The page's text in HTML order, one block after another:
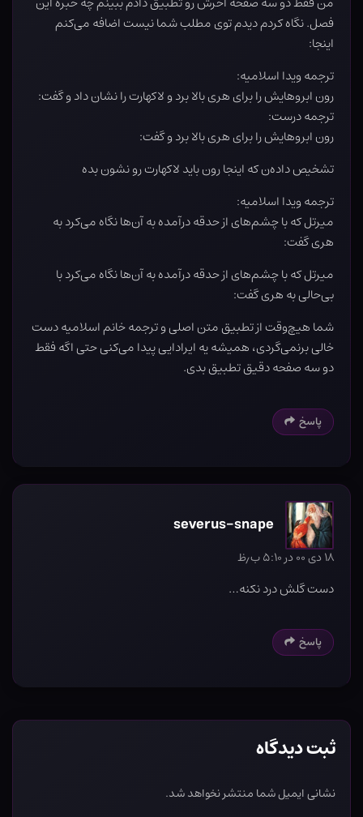
فصل. نگاه کردم دیدم توی مطلب شما نیست اضافه می‌کنم
اینجا:
ترجمه ویدا اسلامیه:
رون ابروهایش را برای هری بالا برد و لاکهارت را نشان داد و گفت:
ترجمه درست:
رون ابروهایش را برای هری بالا برد و گفت:
تشخیص داده‌ن که اینجا رون باید لاکهارت رو نشون بده
ترجمه ویدا اسلامیه:
میرتل که با چشم‌های از حدقه درآمده به آن‌ها نگاه می‌کرد به
هری گفت:
میرتل که با چشم‌های از حدقه درآمده به آن‌ها نگاه می‌کرد با
بی‌حالی به هری گفت:
شما هیچ‌وقت از تطبیق متن اصلی و ترجمه خانم اسلامیه دست
خالی برنمی‌گردی، همیشه یه ایرادایی پیدا می‌کنی حتی اگه فقط
دو سه صفحه دقیق تطبیق بدی.
پاسخ
severus-snape
۱۸ دی ۰۰ در ۵:۱۰ ب٫ظ
دست گلش درد نکنه…
پاسخ
ثبت دیدگاه
نشانی ایمیل شما منتشر نخواهد شد.